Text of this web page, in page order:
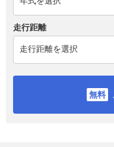
走行距離